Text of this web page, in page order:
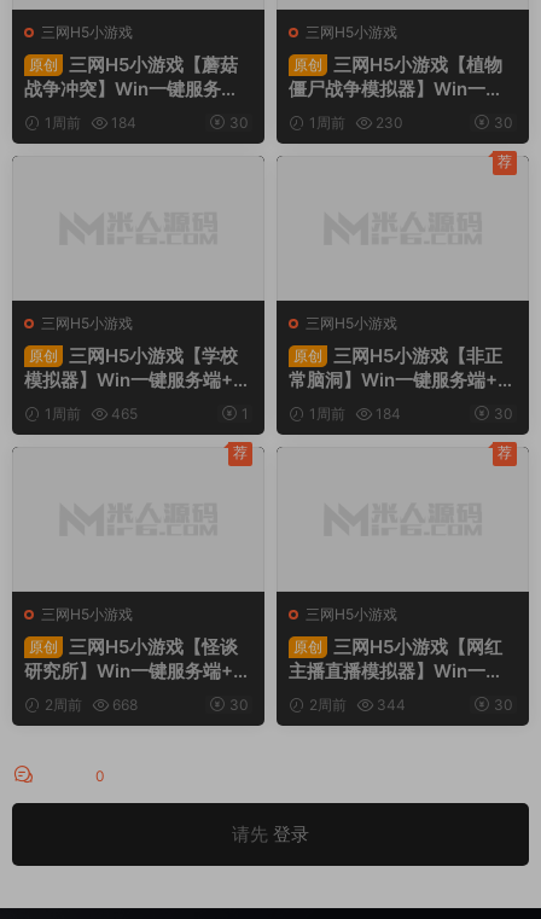
三网H5小游戏
原创
三网H5小游戏【蘑菇
战争冲突】Win一键服务端+
Linux手工服务端+视频架设
教程
1周前 184 30
三网H5小游戏
原创
三网H5小游戏【植物
僵尸战争模拟器】Win一键
服务端+Linux手工服务端
+视频架设教程
1周前 230 30
三网H5小游戏
原创
三网H5小游戏【学校
模拟器】Win一键服务端+Li
nux手工服务端+视频架设教
程
1周前 465 1
三网H5小游戏
原创
三网H5小游戏【非正
常脑洞】Win一键服务端+Li
nux手工服务端+视频架设教
程
1周前 184 30
荐
三网H5小游戏
原创
三网H5小游戏【怪谈
研究所】Win一键服务端+Li
nux手工服务端+视频架设教
程
2周前 668 30
荐
三网H5小游戏
原创
三网H5小游戏【网红
主播直播模拟器】Win一键
服务端+Linux手工服务端
+视频架设教程
2周前 344 30
荐
0
请先 登录